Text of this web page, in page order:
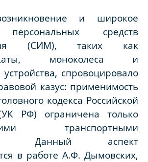
и широкое
персональных средств
(СИМ), таких как
моноколеса и
спровоцировало
казус: применимость
кодекса Российской
РФ) ограничена только
транспортными
Данный аспект
в работе А.Ф. Дымовских,